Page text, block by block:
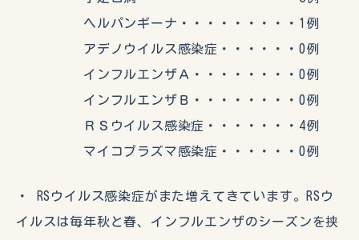
ヘルパンギーナ・・・・・・・・・1例
アデノウイルス感染症・・・・・・0例
インフルエンザＡ・・・・・・・・0例
インフルエンザＢ・・・・・・・・0例
ＲＳウイルス感染症・・・・・・・4例
マイコプラズマ感染症・・・・・・0例
・ RSウイルス感染症がまた増えてきています。RSウ
イルスは毎年秋と春、インフルエンザのシーズンを挟